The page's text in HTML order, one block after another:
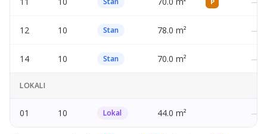
12 10 Stan 78.0 m² —
14 10 Stan 70.0 m² —
LOKALI
01 10 Lokal 44.0 m² —